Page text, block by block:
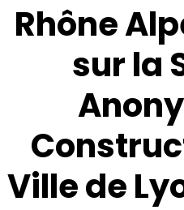
Rhône
sur la
Ville de